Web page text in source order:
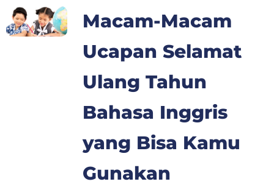
Macam-Macam
Ucapan Selamat
Ulang Tahun
Bahasa Inggris
yang Bisa Kamu
Gunakan